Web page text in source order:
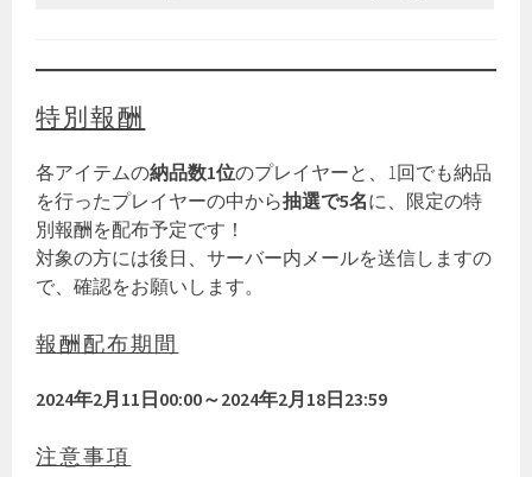
特別報酬
各アイテムの納品数1位のプレイヤーと、1回でも納品
を行ったプレイヤーの中から抽選で5名に、限定の特
別報酬を配布予定です！
対象の方には後日、サーバー内メールを送信しますの
で、確認をお願いします。
報酬配布期間
2024年2月11日00:00～2024年2月18日23:59
注意事項